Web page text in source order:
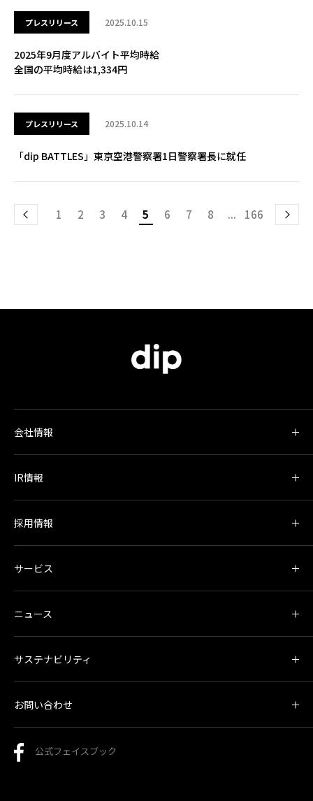
プレスリリース 2025.10.15
2025年9月度アルバイト平均時給
全国の平均時給は1,334円
プレスリリース 2025.10.14
「dip BATTLES」東京空港警察署1日警察署長に就任
1 2 3 4 5 6 7 8 ... 166
会社情報
IR情報
採用情報
サービス
ニュース
サステナビリティ
お問い合わせ
公式フェイスブック